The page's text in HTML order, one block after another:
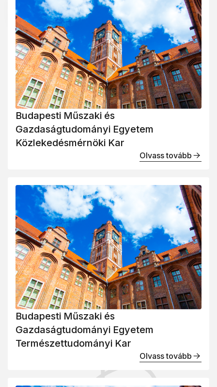
Budapesti Műszaki és
Gazdaságtudományi Egyetem
Közlekedésmérnöki Kar
Olvass tovább
Budapesti Műszaki és
Gazdaságtudományi Egyetem
Természettudományi Kar
Olvass tovább